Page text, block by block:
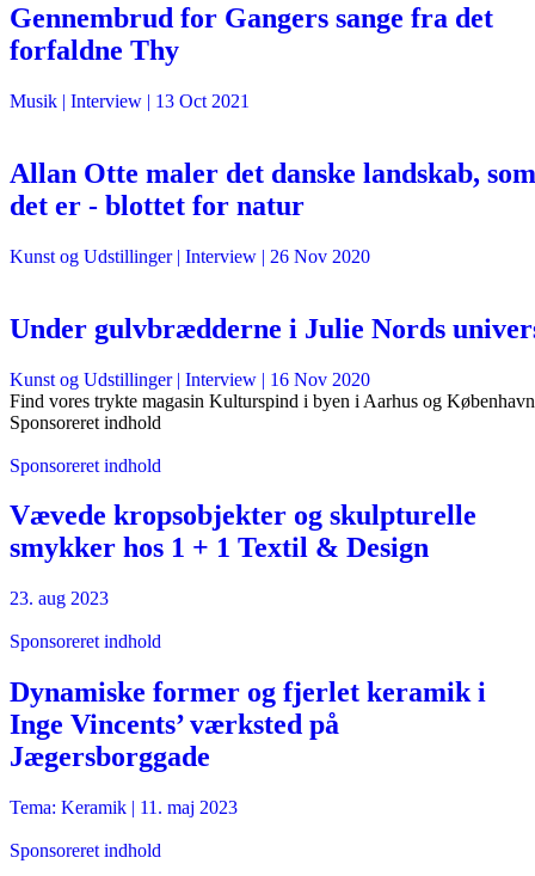
Gennembrud for Gangers sange fra det
forfaldne Thy
Musik | Interview | 13 Oct 2021
Allan Otte maler det danske landskab, som
det er - blottet for natur
Kunst og Udstillinger| Interview | 26 Nov 2020
Under gulvbrædderne i Julie Nords
Kunst og Udstillinger| Interview | 16 Nov 2020
Find vores trykte magasin Kulturspind i byen i Aarhus og København
Sponsoreret indhold
Sponsoreret indhold
Vævede kropsobjekter og skulpturelle
smykker hos 1 + 1 Textil & Design
23. aug 2023
Sponsoreret indhold
Dynamiske former og fjerlet keramik i
Inge Vincents’ værksted på
Jægersborggade
Tema: Keramik | 11. maj 2023
Sponsoreret indhold